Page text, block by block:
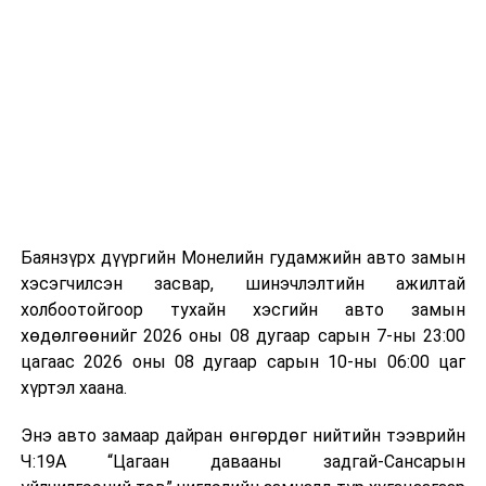
болон дулааны эрчим хүч үйлдвэрлэхэд ашиглаж
болдог. Зарим технологийн хувьд шаталтын дараа
үлдэх үнснээс фосфор зэрэг ашигт эрдсийг сэргээн
авах боломжтой аж.
байна. Тухайлбал, Германд лаг шатаах үйлдвэрээс
гарсан үнснээс фосфор сэргээн авах технологи
Баянзүрх дүүргийн Монелийн гудамжийн авто замын
хэсэгчилсэн засвар, шинэчлэлтийн ажилтай
холбоотойгоор тухайн хэсгийн авто замын
хөдөлгөөнийг 2026 оны 08 дугаар сарын 7-ны 23:00
цагаас 2026 оны 08 дугаар сарын 10-ны 06:00 цаг
хүртэл хаана.
Энэ авто замаар дайран өнгөрдөг нийтийн тээврийн
Ч:19А “Цагаан давааны задгай-Сансарын